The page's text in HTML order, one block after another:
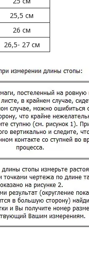
25,5 см
26 см
26,5- 27 см